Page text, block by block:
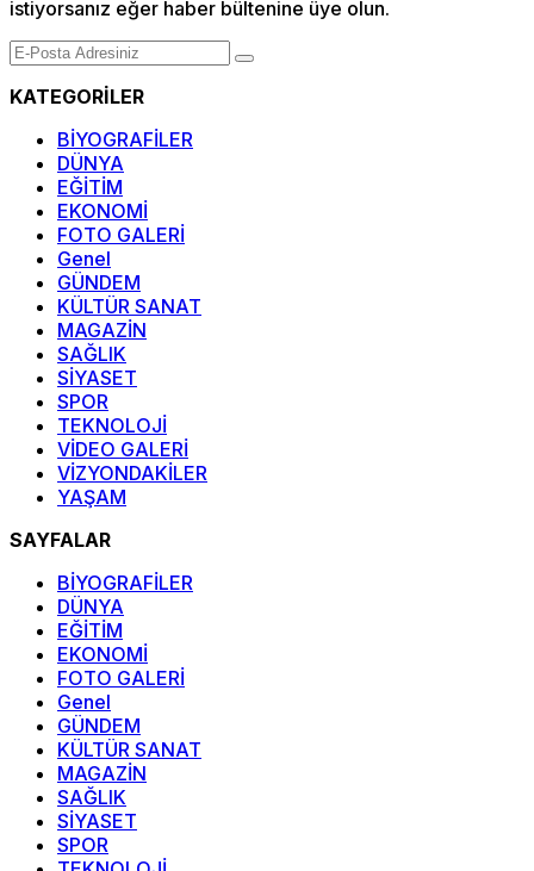
istiyorsanız eğer haber bültenine üye olun.
KATEGORİLER
BİYOGRAFİLER
DÜNYA
EĞİTİM
EKONOMİ
FOTO GALERİ
Genel
GÜNDEM
KÜLTÜR SANAT
MAGAZİN
SAĞLIK
SİYASET
SPOR
TEKNOLOJİ
VİDEO GALERİ
VİZYONDAKİLER
YAŞAM
SAYFALAR
BİYOGRAFİLER
DÜNYA
EĞİTİM
EKONOMİ
FOTO GALERİ
Genel
GÜNDEM
KÜLTÜR SANAT
MAGAZİN
SAĞLIK
SİYASET
SPOR